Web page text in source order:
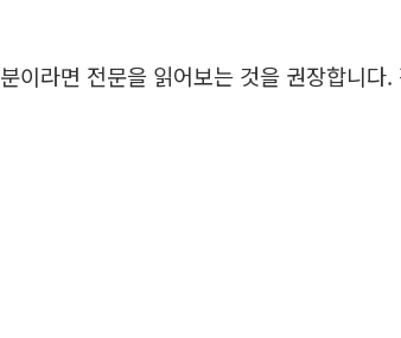
이라면 전문을 읽어보는 것을 권장합니다.